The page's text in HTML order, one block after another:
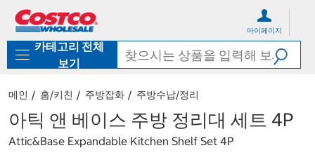
로
기
가
마이페이지
카테고리 전체
보기
메인 홈/키친 주방잡화 주방수납/정리
아틱 앤 베이스 주방 정리대 세트 4P
Attic&Base Expandable Kitchen Shelf Set 4P